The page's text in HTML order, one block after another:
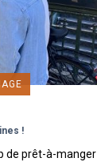
!
de prêt-à-manger